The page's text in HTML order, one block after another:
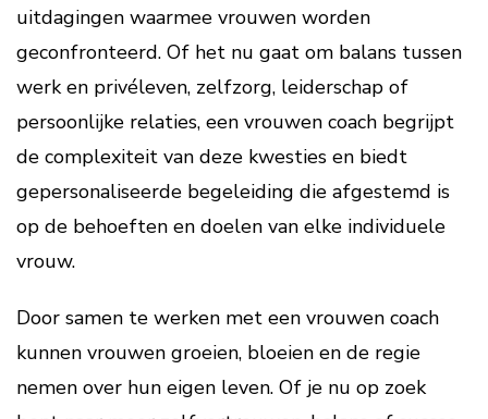
uitdagingen waarmee vrouwen worden
geconfronteerd. Of het nu gaat om balans tussen
werk en privéleven, zelfzorg, leiderschap of
persoonlijke relaties, een vrouwen coach begrijpt
de complexiteit van deze kwesties en biedt
gepersonaliseerde begeleiding die afgestemd is
op de behoeften en doelen van elke individuele
vrouw.
Door samen te werken met een vrouwen coach
kunnen vrouwen groeien, bloeien en de regie
nemen over hun eigen leven. Of je nu op zoek